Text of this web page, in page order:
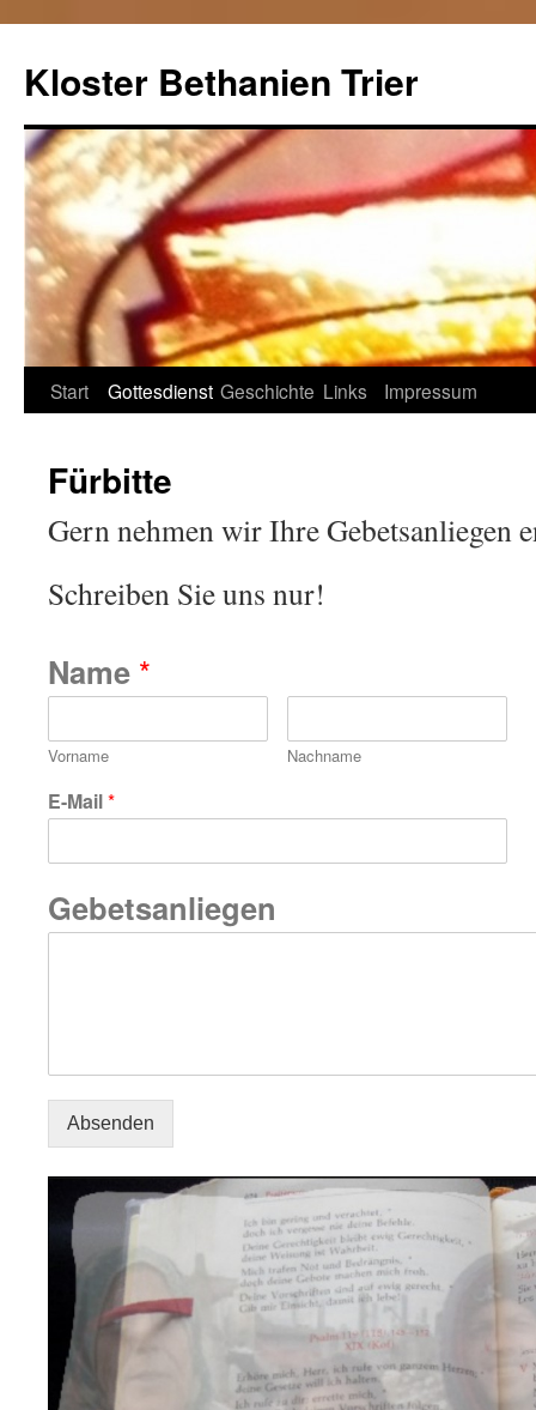
Kloster Bethanien Trier
Springe
Inhalt
Start Gottesdienst Geschichte Links Impressum
Fürbitte
Gern nehmen wir Ihre Gebetsanliegen
Schreiben Sie uns nur!
Name *
Vorname Nachname
E-Mail*
Gebetsanliegen
Absenden